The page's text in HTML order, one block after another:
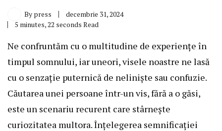
By press
decembrie 31, 2024
5 minutes, 22 seconds Read
Ne confruntăm cu o multitudine de experiențe în
timpul somnului, iar uneori, visele noastre ne lasă
cu o senzație puternică de neliniște sau confuzie.
Căutarea unei persoane într-un vis, fără a o găsi,
este un scenariu recurent care stârnește
curiozitatea multora. Înțelegerea semnificației